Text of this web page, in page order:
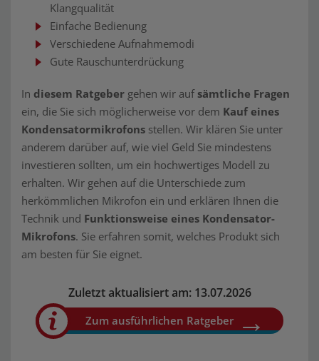
Klangqualität
Einfache Bedienung
Verschiedene Aufnahmemodi
Gute Rauschunterdrückung
In diesem Ratgeber gehen wir auf sämtliche Fragen
ein, die Sie sich möglicherweise vor dem Kauf eines
Kondensatormikrofons stellen. Wir klären Sie unter
anderem darüber auf, wie viel Geld Sie mindestens
investieren sollten, um ein hochwertiges Modell zu
erhalten. Wir gehen auf die Unterschiede zum
herkömmlichen Mikrofon ein und erklären Ihnen die
Technik und Funktionsweise eines Kondensator-
Mikrofons. Sie erfahren somit, welches Produkt sich
am besten für Sie eignet.
Zuletzt aktualisiert am: 13.07.2026
Zum ausführlichen Ratgeber